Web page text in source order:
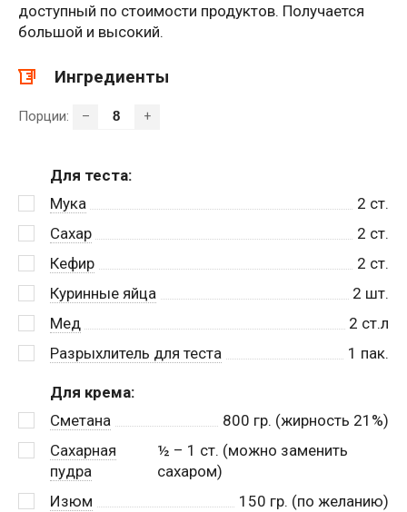
доступный по стоимости продуктов. Получается
большой и высокий.
Ингредиенты
Порции: – +
Для теста:
Мука
2 ст.
Сахар
2 ст.
Кефир
2 ст.
Куринные яйца
2 шт.
Мед
2 ст.л
Разрыхлитель для теста
1 пак.
Для крема:
Сметана
800 гр. (жирность 21%)
Сахарная
пудра
½ – 1 ст. (можно заменить
сахаром)
Изюм
150 гр. (по желанию)